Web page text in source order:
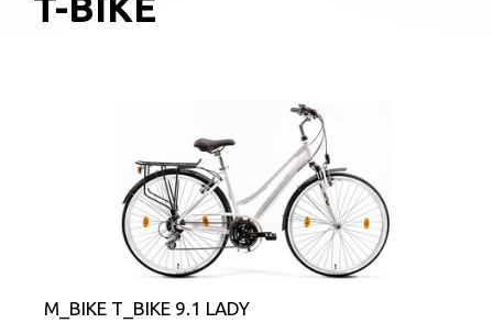
M_BIKE T_BIKE 9.1 LADY